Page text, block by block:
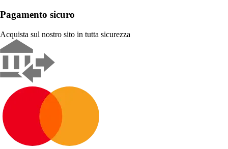
Pagamento sicuro
Acquista sul nostro sito in tutta sicurezza